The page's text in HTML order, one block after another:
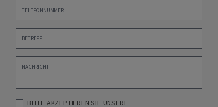
BITTE AKZEPTIEREN SIE UNSERE